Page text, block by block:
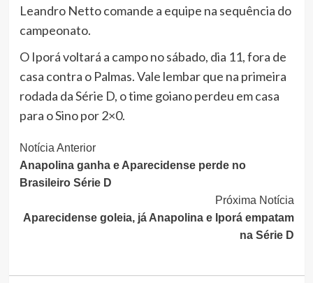
Leandro Netto comande a equipe na sequência do
campeonato.
O Iporá voltará a campo no sábado, dia 11, fora de
casa contra o Palmas. Vale lembar que na primeira
rodada da Série D, o time goiano perdeu em casa
para o Sino por 2×0.
Continue
Lendo
Notícia Anterior
Anapolina ganha e Aparecidense perde no
Brasileiro Série D
Próxima Notícia
Aparecidense goleia, já Anapolina e Iporá empatam
na Série D